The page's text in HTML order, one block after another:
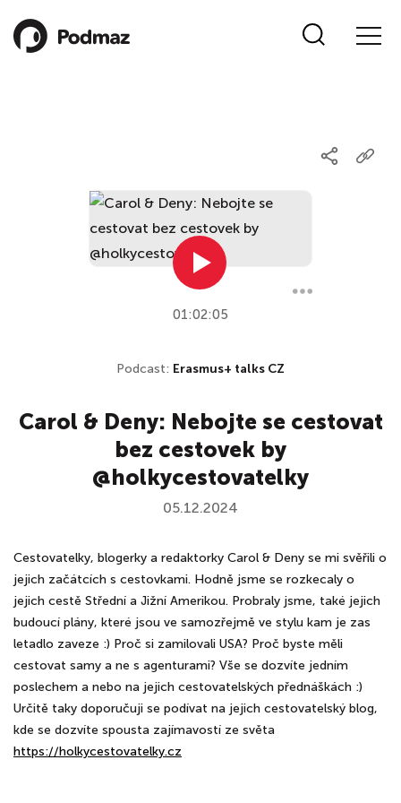
01:02:05
Podcast: Erasmus+ talks CZ
Carol & Deny: Nebojte se cestovat
bez cestovek by
@holkycestovatelky
05.12.2024
Cestovatelky, blogerky a redaktorky Carol & Deny se mi svěřili o
jejich začátcích s cestovkami. Hodně jsme se rozkecaly o
jejich cestě Střední a Jižní Amerikou. Probraly jsme, také jejich
budoucí plány, které jsou ve samozřejmě ve stylu kam je zas
letadlo zaveze :) Proč si zamilovali USA? Proč byste měli
cestovat samy a ne s agenturami? Vše se dozvíte jedním
poslechem a nebo na jejich cestovatelských přednáškách :)
Určitě taky doporučuji se podívat na jejich cestovatelský blog,
kde se dozvíte spousta zajímavostí ze světa
https://holkycestovatelky.cz